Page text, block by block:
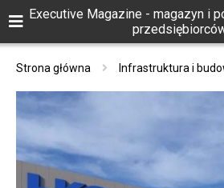
Executive Magazine - magazyn i
Strona główna Infrastruktura i